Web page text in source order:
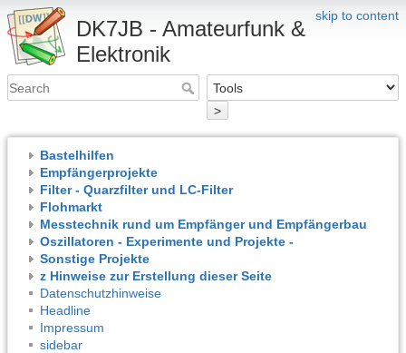
skip to content
DK7JB - Amateurfunk &
Elektronik
>
Bastelhilfen
Empfängerprojekte
Filter - Quarzfilter und LC-Filter
Flohmarkt
Messtechnik rund um Empfänger und Empfängerbau
Oszillatoren - Experimente und Projekte -
Sonstige Projekte
z Hinweise zur Erstellung dieser Seite
Datenschutzhinweise
Headline
Impressum
sidebar